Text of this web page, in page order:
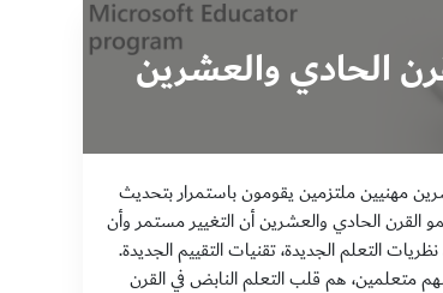
الحادي والعشرين
مهنيين ملتزمين يقومون باستمرار بتحديث
القرن الحادي والعشرين أن التغيير مستمر وأن
التعلم الجديدة، تقنيات التقييم الجديدة.
متعلمين، هم قلب التعلم النابض في القرن